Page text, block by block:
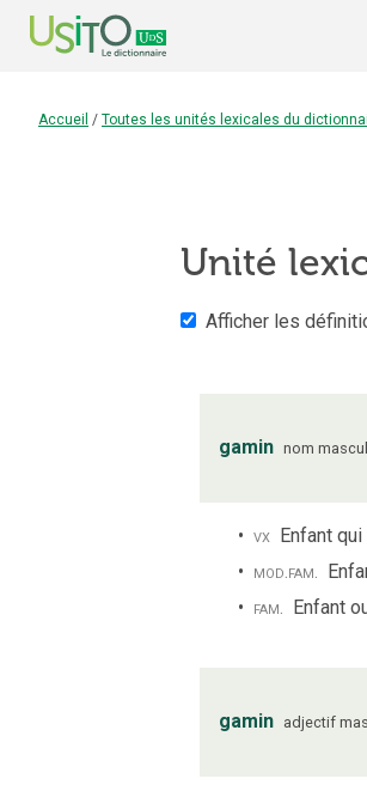
Accueil / Toutes les unités lexicales du
Unité
Afficher les
gamin nom
vx Enfant
mod.fam.
fam. Enfant
gamin adjectif